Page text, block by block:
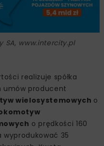
SA, www.intercity.pl
realizuje spółka
umów producent
wielosystemowych o
o prędkości 160
wyprodukować 35